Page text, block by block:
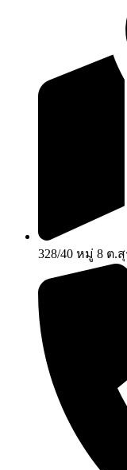
328/40 หมู่ 8 ต.